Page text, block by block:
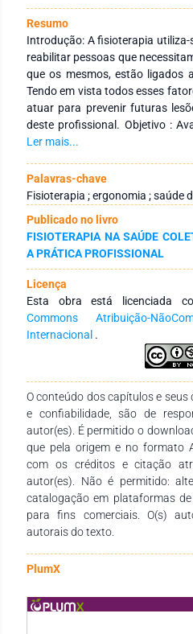
Resumo
Introdução: A fisioterapia
reabilitar pessoas que
que os mesmos, estão ligados
Tendo em vista todos esses
atuar para prevenir futuras
deste profissional. Objetivo :
posturas adotadas pelos
associados a esta profissão.
estudo do tipo descritivo-
corte transversal e quantitativo.
fisioterapeutas, com idade
do sexo feminino. A avaliação
sociodemográfico, seguido por
vistas anterior, posterior e
fotogrametria, para
utilizado os softwares
submetidos à análise
estudo p<0,05. Resultados:
abaixo de 35 anos e 100% eram
meses e já se encontravam
desses profissionais já se
motivo onde 55% deles atuam
e 73% dos fisioterapeutas
coluna lombar, seguido de
Considerações Finais:
maior idade dessa pesquisa
riscos a lesões decorrentes do
região da coluna lombar são
Ler mais...
Palavras-chave
Fisioterapia ; ergonomia ; saúde
Publicado no livro
FISIOTERAPIA NA SAÚDE
A PRÁTICA PROFISSIONAL
Licença
Esta obra está licenciada
Commons Atribuição-
Internacional .
O conteúdo dos capítulos e
e confiabilidade, são de
autor(es). É permitido o
que pela origem e no formato
com os créditos e citação
autor(es). Não é permitido:
catalogação em plataformas
para fins comerciais. O(s)
autorais do texto.
PlumX